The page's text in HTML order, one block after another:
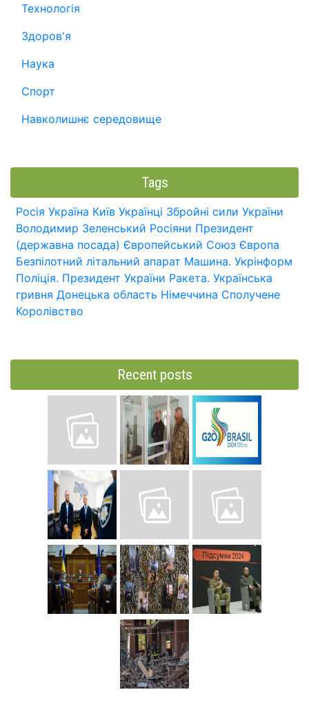
Технологія
Здоров'я
Наука
Спорт
Навколишнє середовище
Tags
Росія Україна Київ Українці Збройні сили України
Володимир Зеленський Росіяни Президент
(державна посада) Європейський Союз Європа
Безпілотний літальний апарат Машина. Укрінформ
Поліція. Президент України Ракета. Українська
гривня Донецька область Німеччина Сполучене
Королівство
Recent posts